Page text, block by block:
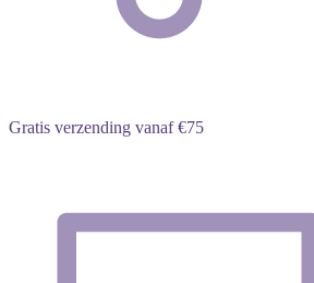
Gratis verzending vanaf €75